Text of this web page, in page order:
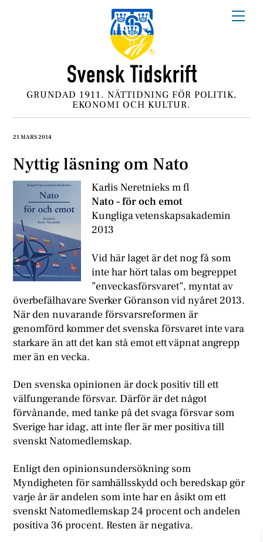
GRUNDAD 1911. NÄTTIDNING FÖR POLITIK,
EKONOMI OCH KULTUR.
21 MARS 2014
Nyttig läsning om Nato
Karlis Neretnieks m fl
Nato – för och emot
Kungliga vetenskapsakademin
2013
Vid här laget är det nog få som
inte har hört talas om begreppet
”enveckasförsvaret”, myntat av
överbefälhavare Sverker Göranson vid nyåret 2013.
När den nuvarande försvarsreformen är
genomförd kommer det svenska försvaret inte vara
starkare än att det kan stå emot ett väpnat angrepp
mer än en vecka.
Den svenska opinionen är dock positiv till ett
välfungerande försvar. Därför är det något
förvånande, med tanke på det svaga försvar som
Sverige har idag, att inte fler är mer positiva till
svenskt Natomedlemskap.
Enligt den opinionsundersökning som
Myndigheten för samhällsskydd och beredskap gör
varje år är andelen som inte har en åsikt om ett
svenskt Natomedlemskap 24 procent och andelen
positiva 36 procent. Resten är negativa.